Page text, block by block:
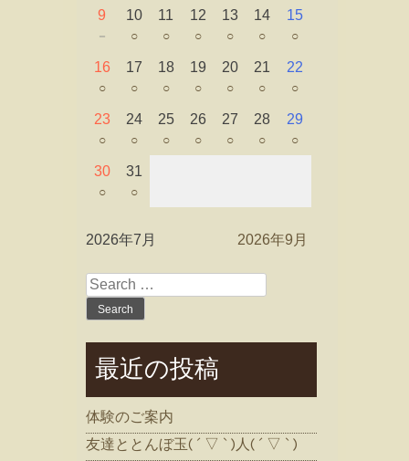
9
－
10
○
11
○
12
○
13
○
14
○
15
○
16
○
17
○
18
○
19
○
20
○
21
○
22
○
23
○
24
○
25
○
26
○
27
○
28
○
29
○
30
○
31
○
2026年7月 2026年9月
Search
for:
最近の投稿
体験のご案内
友達ととんぼ玉( ´ ▽ ` )人( ´ ▽ ` )